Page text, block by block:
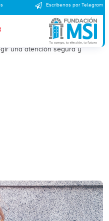
Escríbenos por Telegram
en 2026:
contexto legal
Saltillo en 2026, qué
una atención segura y